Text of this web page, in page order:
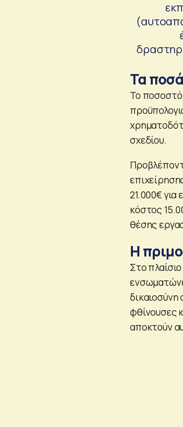
Τα ποσά
Το ποσοστό
σχεδίου.
21.000€ για
κόστος
θέσης
Η
Στο
φθίνουσες
αποκτούν